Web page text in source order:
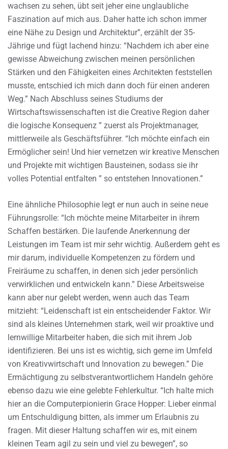
wachsen zu sehen, übt seit jeher eine unglaubliche
Faszination auf mich aus. Daher hatte ich schon immer
eine Nähe zu Design und Architektur”, erzählt der 35-
Jährige und fügt lachend hinzu: “Nachdem ich aber eine
gewisse Abweichung zwischen meinen persönlichen
Stärken und den Fähigkeiten eines Architekten feststellen
musste, entschied ich mich dann doch für einen anderen
Weg.” Nach Abschluss seines Studiums der
Wirtschaftswissenschaften ist die Creative Region daher
die logische Konsequenz ” zuerst als Projektmanager,
mittlerweile als Geschäftsführer. “Ich möchte einfach ein
Ermöglicher sein! Und hier vernetzen wir kreative Menschen
und Projekte mit wichtigen Bausteinen, sodass sie ihr
volles Potential entfalten ” so entstehen Innovationen.”
Eine ähnliche Philosophie legt er nun auch in seine neue
Führungsrolle: “Ich möchte meine Mitarbeiter in ihrem
Schaffen bestärken. Die laufende Anerkennung der
Leistungen im Team ist mir sehr wichtig. Außerdem geht es
mir darum, individuelle Kompetenzen zu fördern und
Freiräume zu schaffen, in denen sich jeder persönlich
verwirklichen und entwickeln kann.” Diese Arbeitsweise
kann aber nur gelebt werden, wenn auch das Team
mitzieht: “Leidenschaft ist ein entscheidender Faktor. Wir
sind als kleines Unternehmen stark, weil wir proaktive und
lernwillige Mitarbeiter haben, die sich mit ihrem Job
identifizieren. Bei uns ist es wichtig, sich gerne im Umfeld
von Kreativwirtschaft und Innovation zu bewegen.” Die
Ermächtigung zu selbstverantwortlichem Handeln gehöre
ebenso dazu wie eine gelebte Fehlerkultur. “Ich halte mich
hier an die Computerpionierin Grace Hopper: Lieber einmal
um Entschuldigung bitten, als immer um Erlaubnis zu
fragen. Mit dieser Haltung schaffen wir es, mit einem
kleinen Team agil zu sein und viel zu bewegen”, so